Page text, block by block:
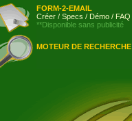
FORM-2-EMAIL
Créer / Specs / Démo / FAQ
**Disponible sans publicité
MOTEUR DE RECHERCHE